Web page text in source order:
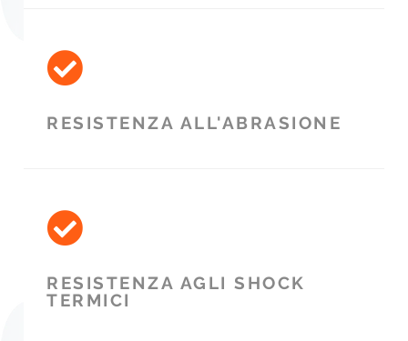
RESISTENZA ALL'ABRASIONE
RESISTENZA AGLI SHOCK
TERMICI